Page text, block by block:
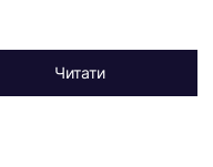
Читати